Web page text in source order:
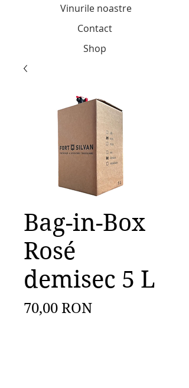
Vinurile noastre
Contact
Shop
Bag-in-Box
Rosé
demisec 5 L
70,00 RONPreț